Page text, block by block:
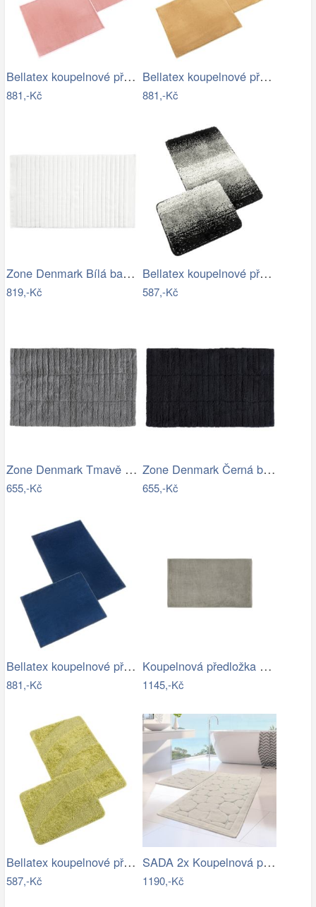
Bellatex koupelnové předložky BANYGOLD…
881,-Kč
Bellatex koupelnové předložky BANYGOLD…
881,-Kč
Zone Denmark Bílá bavlněná koupelnová…
819,-Kč
Bellatex koupelnové předložky…
587,-Kč
Zone Denmark Tmavě šedá bavlněná…
655,-Kč
Zone Denmark Černá bavlněná koupelnová…
655,-Kč
Bellatex koupelnové předložky BANYGOLD…
881,-Kč
Koupelnová předložka 100x60 cm Blomus…
1145,-Kč
Bellatex koupelnové předložky…
587,-Kč
SADA 2x Koupelnová předložka LINO 60…
1190,-Kč